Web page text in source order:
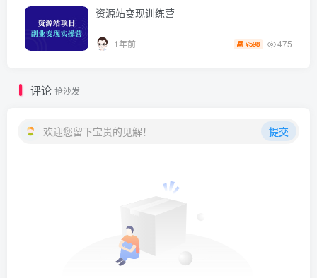
资源站变现训练营
1年前 ¥598 475
评论 抢沙发
欢迎您留下宝贵的见解！ 提交